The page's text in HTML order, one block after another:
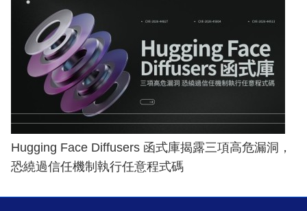
Hugging Face Diffusers 函式庫揭露三項高危漏洞，
恐繞過信任機制執行任意程式碼